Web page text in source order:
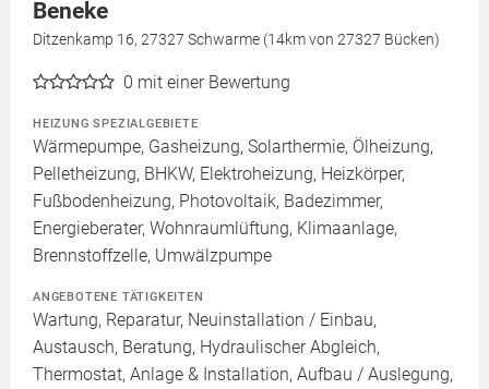
Beneke
Ditzenkamp 16, 27327 Schwarme (14km von 27327 Bücken)
0 mit einer Bewertung
HEIZUNG SPEZIALGEBIETE
Wärmepumpe, Gasheizung, Solarthermie, Ölheizung,
Pelletheizung, BHKW, Elektroheizung, Heizkörper,
Fußbodenheizung, Photovoltaik, Badezimmer,
Energieberater, Wohnraumlüftung, Klimaanlage,
Brennstoffzelle, Umwälzpumpe
ANGEBOTENE TÄTIGKEITEN
Wartung, Reparatur, Neuinstallation / Einbau,
Austausch, Beratung, Hydraulischer Abgleich,
Thermostat, Anlage & Installation, Aufbau / Auslegung,